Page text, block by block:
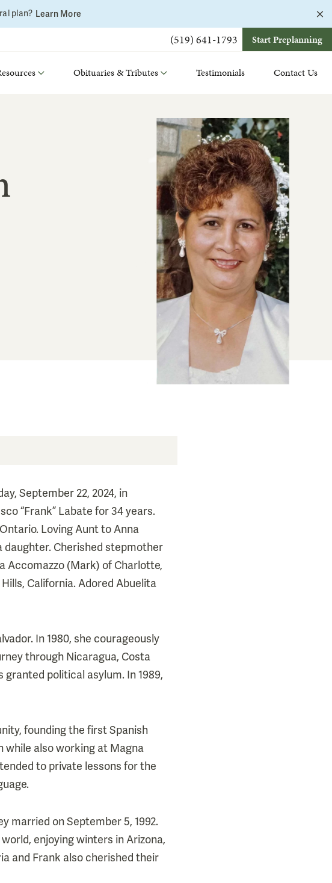
plan? Learn More
(519) 641-1793 Start Preplanning
Obituaries & Tributes Testimonials Contact Us
September 22, 2024, in
“Frank” Labate for 34 years.
Loving Aunt to Anna
daughter. Cherished stepmother
Accomazzo (Mark) of Charlotte,
California. Adored Abuelita
In 1980, she courageously
through Nicaragua, Costa
granted political asylum. In 1989,
founding the first Spanish
also working at Magna
to private lessons for the
married on September 5, 1992.
enjoying winters in Arizona,
and Frank also cherished their